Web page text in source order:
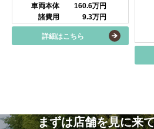
車両本体
160.6万円
諸費用
9.3万円
詳細はこちら
まずは店舗を見に来